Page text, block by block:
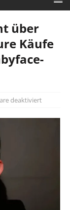
über
Käufe
deaktiviert